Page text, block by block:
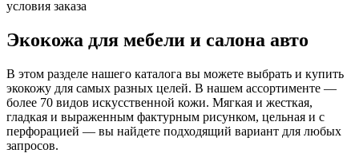
условия заказа
Экокожа для мебели и салона авто
В этом разделе нашего каталога вы можете выбрать и купить
экокожу для самых разных целей. В нашем ассортименте —
более 70 видов искусственной кожи. Мягкая и жесткая,
гладкая и выраженным фактурным рисунком, цельная и с
перфорацией — вы найдете подходящий вариант для любых
запросов.